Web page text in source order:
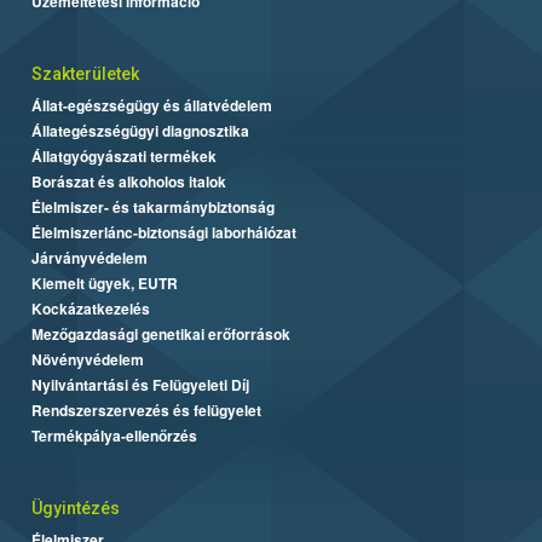
Szakterületek
Állat-egészségügy és állatvédelem
Állategészségügyi diagnosztika
Állatgyógyászati termékek
Borászat és alkoholos italok
Élelmiszer- és takarmánybiztonság
Élelmiszerlánc-biztonsági laborhálózat
Járványvédelem
Kiemelt ügyek, EUTR
Kockázatkezelés
Mezőgazdasági genetikai erőforrások
Növényvédelem
Nyilvántartási és Felügyeleti Díj
Rendszerszervezés és felügyelet
Termékpálya-ellenőrzés
Ügyintézés